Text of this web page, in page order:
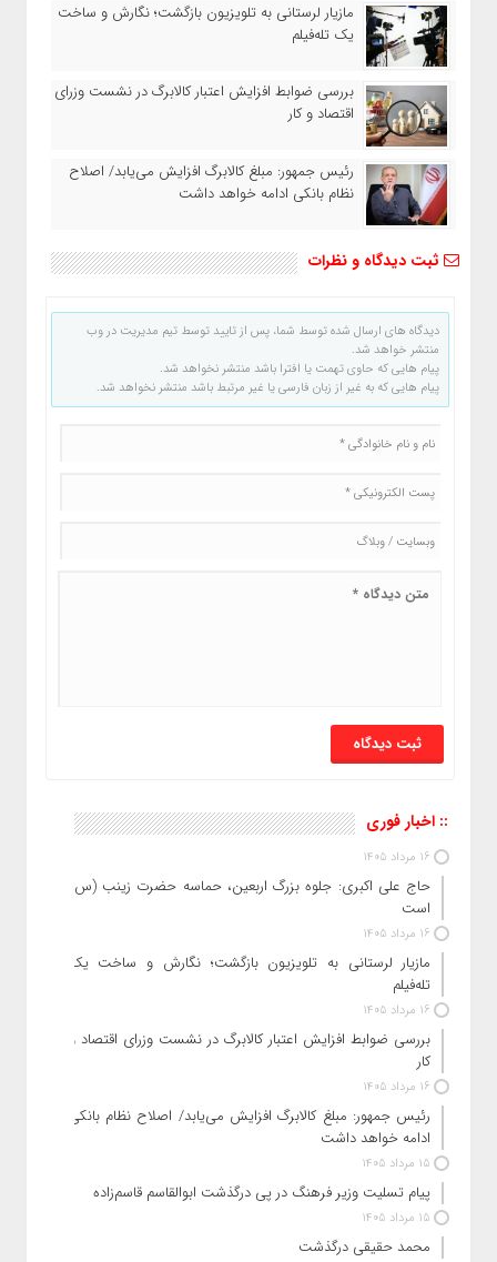
مازیار لرستانی به تلویزیون بازگشت؛ نگارش و ساخت
یک تله‌فیلم
بررسی ضوابط افزایش اعتبار کالابرگ در نشست وزرای
اقتصاد و کار
رئیس‌ جمهور: مبلغ کالابرگ افزایش می‌یابد/ اصلاح
نظام بانکی ادامه خواهد داشت
ثبت دیدگاه و نظرات
دیدگاه های ارسال شده توسط شما، پس از تایید توسط تیم مدیریت در وب
منتشر خواهد شد.
پیام هایی که حاوی تهمت یا افترا باشد منتشر نخواهد شد.
پیام هایی که به غیر از زبان فارسی یا غیر مرتبط باشد منتشر نخواهد شد.
:: اخبار فوری
16 مرداد 1405
حاج‌ علی‌ اکبری: جلوه بزرگ اربعین، حماسه حضرت زینب (س)
است
16 مرداد 1405
مازیار لرستانی به تلویزیون بازگشت؛ نگارش و ساخت یک
تله‌فیلم
16 مرداد 1405
بررسی ضوابط افزایش اعتبار کالابرگ در نشست وزرای اقتصاد و
کار
16 مرداد 1405
رئیس‌ جمهور: مبلغ کالابرگ افزایش می‌یابد/ اصلاح نظام بانکی
ادامه خواهد داشت
15 مرداد 1405
پیام تسلیت وزیر فرهنگ در پی درگذشت ابوالقاسم قاسم‌زاده
15 مرداد 1405
محمد حقیقی درگذشت